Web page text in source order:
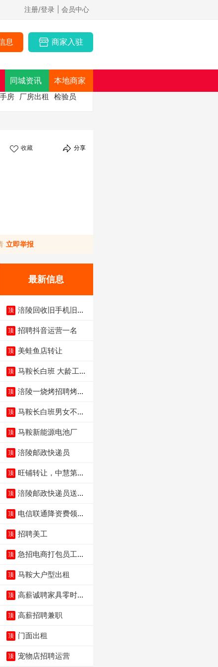
注册/登录 | 会员中心
息 商家入驻
同城资讯 本地商家
房 厂房出租
检验员
收藏 分享
立即举报
最新信息
顶 涪陵回收旧手机旧电
顶 招聘抖音运营一名
顶 美蛙鱼店转让
顶 马鞍长白班 大龄工大
顶 涪陵一烧烤招聘烤工
顶 马鞍长白班男女不限
顶 马鞍新能源电池厂
顶 涪陵邮政快递员
顶 旺铺转让，中慧第一
顶 涪陵邮政快递员送货
顶 电信联通降资费领价
顶 招聘美工
顶 急招电商打包员工作
顶 马鞍大户型出租
顶 高薪诚聘家具零时促
顶 高薪招聘兼职
顶 门面出租
顶 宠物店招聘运营